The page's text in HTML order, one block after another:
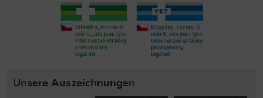
Unsere Auszeichnungen